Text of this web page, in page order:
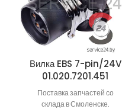
Вилка EBS 7-pin/24V
01.020.7201.451
Поставка запчастей со
склада в Смоленске.